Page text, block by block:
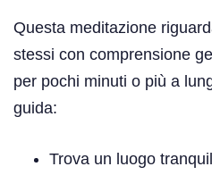
Questa meditazione
stessi con comprensione
per pochi minuti o più a
guida:
Trova un luogo